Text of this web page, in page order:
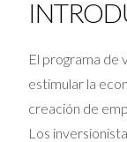
El programa de
estimular la
creación de
Los